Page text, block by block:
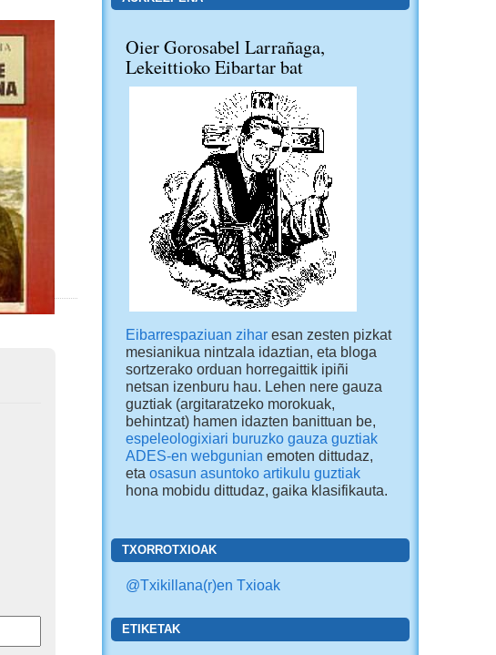
Oier Gorosabel Larrañaga,
Lekeittioko Eibartar bat
Eibarrespaziuan ziharesan zesten pizkat
mesianikua nintzala idaztian, eta bloga
sortzerako orduan horregaittik ipiñi
netsan izenburu hau. Lehen nere gauza
guztiak (argitaratzeko morokuak,
behintzat) hamen idazten banittuan be,
espeleologixiari buruzko gauza guztiak
ADES-en webgunian emoten dittudaz,
eta osasun asuntoko artikulu guztiak
hona mobidu dittudaz, gaika klasifikauta.
TXORROTXIOAK
@Txikillana(r)en Txioak
ETIKETAK